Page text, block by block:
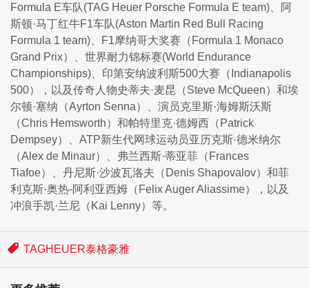
Formula E车队(TAG Heuer Porsche Formula E team)、阿
斯顿·马丁红牛F1车队(Aston Martin Red Bull Racing
Formula 1 team)、F1摩纳哥大奖赛（Formula 1 Monaco
Grand Prix）、世界耐力锦标赛(World Endurance
Championships)、印第安纳波利斯500大赛（Indianapolis
500），以及传奇人物史蒂夫·麦昆（Steve McQueen）和埃
尔顿·塞纳（Ayrton Senna）、演员克里斯·海姆斯沃斯
（Chris Hemsworth）和帕特里克·德姆西（Patrick
Dempsey）、ATP新生代网球运动员亚历克斯·德米纳尔
（Alex de Minaur）、弗兰西斯·蒂亚菲（Frances
Tiafoe）、丹尼斯·沙波瓦洛夫（Denis Shapovalov）和菲
利克斯·奥热-阿利亚西姆（Felix Auger Aliassime），以及
冲浪手凯·兰尼（Kai Lenny）等。
TAGHEUER泰格豪雅